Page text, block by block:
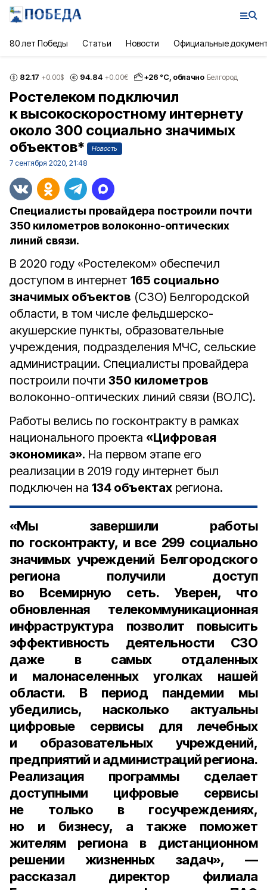
80 лет Победы Статьи Новости Официальные
82.17 +0.00$ 94.84 +0.00€ +26 °С, облачно Белгород
Ростелеком подключил
к высокоскоростному интернету
около 300 социально значимых
объектов*
Новость
7 сентября 2020, 21:48
Специалисты провайдера построили почти
350 километров волоконно-оптических
линий связи.
В 2020 году «Ростелеком» обеспечил
доступом в интернет 165 социально
значимых объектов (СЗО) Белгородской
области, в том числе фельдшерско-
акушерские пункты, образовательные
учреждения, подразделения МЧС, сельские
администрации. Специалисты провайдера
построили почти 350 километров
волоконно-оптических линий связи (ВОЛС).
Работы велись по госконтракту в рамках
национального проекта «Цифровая
экономика». На первом этапе его
реализации в 2019 году интернет был
подключен на 134 объектах региона.
«Мы завершили работы
по госконтракту, и все 299 социально
значимых учреждений Белгородского
региона получили доступ
во Всемирную сеть. Уверен, что
обновленная телекоммуникационная
инфраструктура позволит повысить
эффективность деятельности СЗО
даже в самых отдаленных
и малонаселенных уголках нашей
области. В период пандемии мы
убедились, насколько актуальны
цифровые сервисы для лечебных
и образовательных учреждений,
предприятий и администраций региона.
Реализация программы сделает
доступными цифровые сервисы
не только в госучреждениях,
но и бизнесу, а также поможет
жителям региона в дистанционном
решении жизненных задач», —
рассказал директор филиала